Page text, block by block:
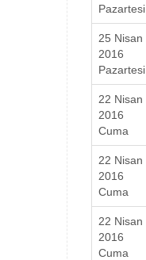
Pazartesi
25 Nisan
2016
Pazartesi
22 Nisan
2016
Cuma
22 Nisan
2016
Cuma
22 Nisan
2016
Cuma